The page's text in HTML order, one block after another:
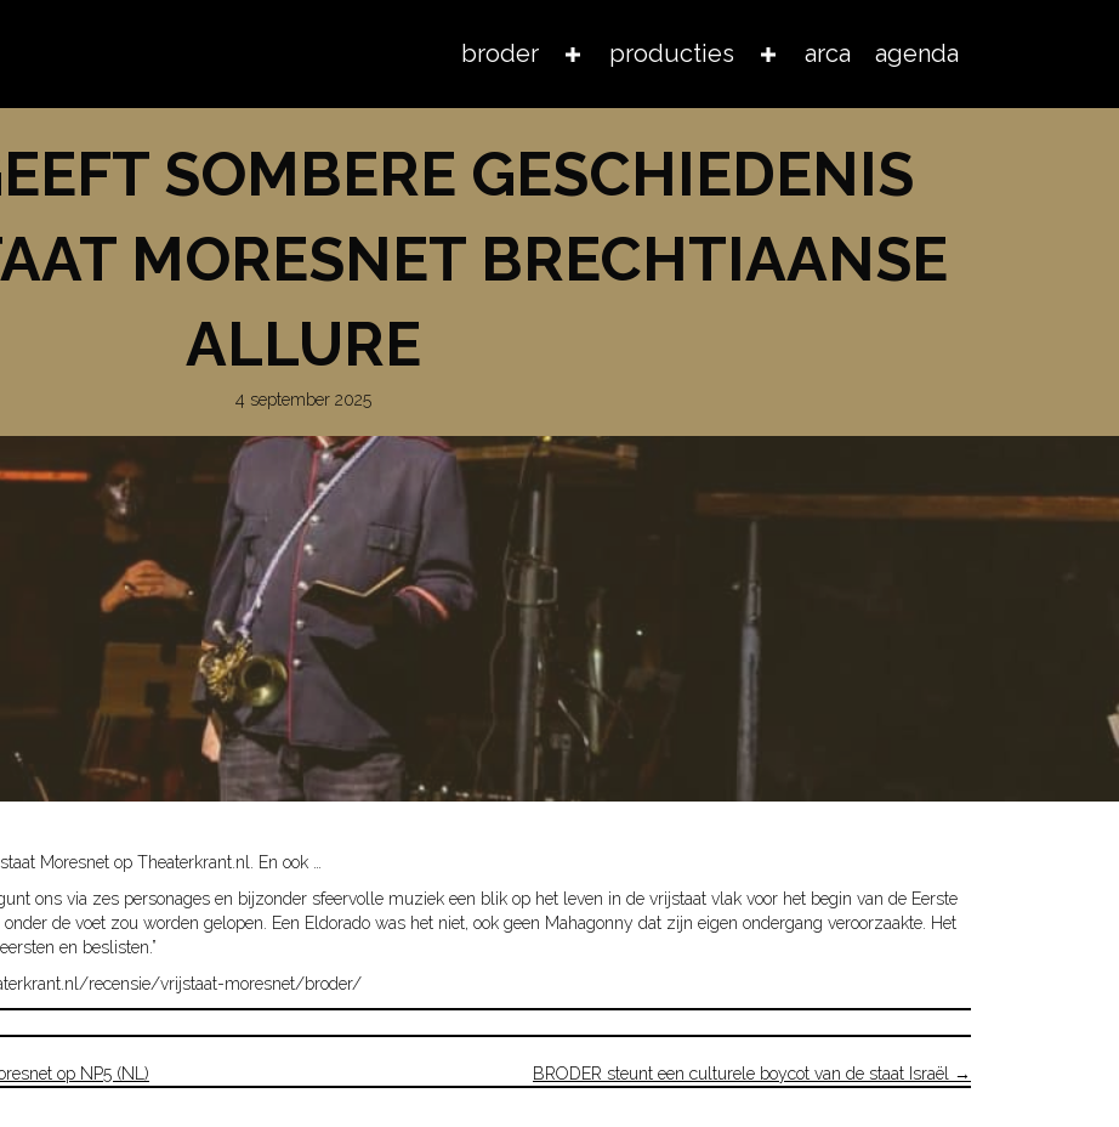
broder producties arca agenda
SOMBERE GESCHIEDENIS
MORESNET BRECHTIAANSE
ALLURE
4 september 2025
Moresnet op Theaterkrant.nl. En ook …
ons via zes personages en bijzonder sfeervolle muziek een blik op het leven in de vrijstaat vlak voor het begin van de Eerste
de voet zou worden gelopen. Een Eldorado was het niet, ook geen Mahagonny dat zijn eigen ondergang veroorzaakte. Het
en beslisten.”
recensie/vrijstaat-moresnet/broder/
op NP5 (NL) BRODER steunt een culturele boycot van de staat Israël →